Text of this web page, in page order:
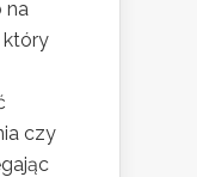
na
który
czy